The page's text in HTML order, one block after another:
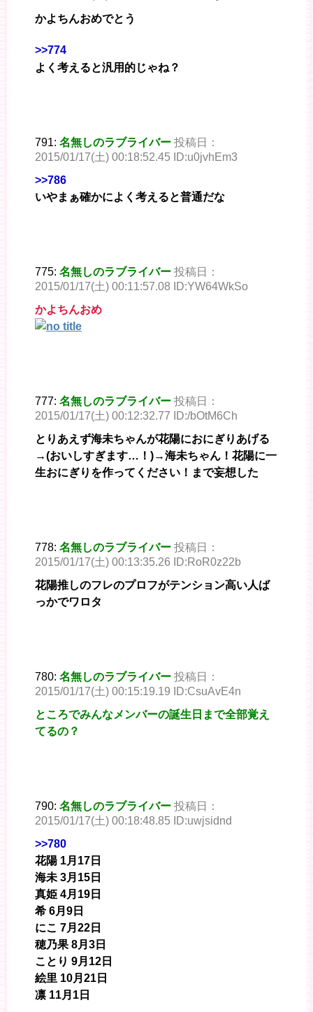
かよちんおめでとう
>>774
よく考えると汎用的じゃね？
791: 名無しのラブライバー 投稿日：
2015/01/17(土) 00:18:52.45 ID:u0jvhEm3
>>786
いやまぁ確かによく考えると普通だな
775: 名無しのラブライバー 投稿日：
2015/01/17(土) 00:11:57.08 ID:YW64WkSo
かよちんおめ
777: 名無しのラブライバー 投稿日：
2015/01/17(土) 00:12:32.77 ID:/bOtM6Ch
とりあえず海未ちゃんが花陽におにぎりあげる
→(おいしすぎます…！)→海未ちゃん！花陽に一
生おにぎりを作ってください！まで妄想した
778: 名無しのラブライバー 投稿日：
2015/01/17(土) 00:13:35.26 ID:RoR0z22b
花陽推しのフレのプロフがテンション高い人ば
っかでワロタ
780: 名無しのラブライバー 投稿日：
2015/01/17(土) 00:15:19.19 ID:CsuAvE4n
ところでみんなメンバーの誕生日まで全部覚え
てるの？
790: 名無しのラブライバー 投稿日：
2015/01/17(土) 00:18:48.85 ID:uwjsidnd
>>780
花陽 1月17日
海未 3月15日
真姫 4月19日
希 6月9日
にこ 7月22日
穂乃果 8月3日
ことり 9月12日
絵里 10月21日
凛 11月1日